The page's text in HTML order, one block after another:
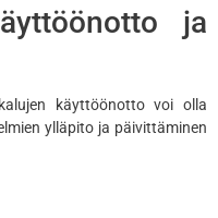
ja
käyttöönotto voi olla
ylläpito ja päivittäminen